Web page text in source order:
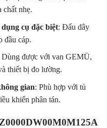
chất nhẹ.
cụ đặc biệt: Đấu dây
đầu cáp.
Dùng được với van GEMÜ,
thiết bị đo lường.
gian: Phù hợp với tủ
khiển phân tán.